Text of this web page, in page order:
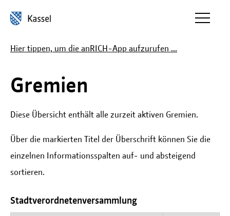
Inhalt anspringen
Hier tippen, um die anRICH-App aufzurufen ...
Gremien
Diese Übersicht enthält alle zurzeit aktiven Gremien.
Über die markierten Titel der Überschrift können Sie die
einzelnen Informationsspalten auf- und absteigend
sortieren.
Stadtverordnetenversammlung